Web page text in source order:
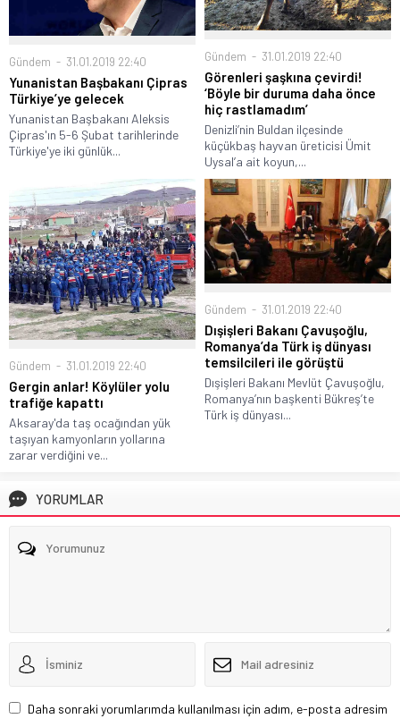
Gündem 31.01.2019 22:40
Yunanistan Başbakanı Çipras
Türkiye’ye gelecek
Yunanistan Başbakanı Aleksis
Çipras'ın 5-6 Şubat tarihlerinde
Türkiye'ye iki günlük...
Gündem 31.01.2019 22:40
Görenleri şaşkına çevirdi!
‘Böyle bir duruma daha önce
hiç rastlamadım’
Denizli’nin Buldan ilçesinde
küçükbaş hayvan üreticisi Ümit
Uysal’a ait koyun,...
Gündem 31.01.2019 22:40
Gergin anlar! Köylüler yolu
trafiğe kapattı
Aksaray'da taş ocağından yük
taşıyan kamyonların yollarına
zarar verdiğini ve...
Gündem 31.01.2019 22:40
Dışişleri Bakanı Çavuşoğlu,
Romanya’da Türk iş dünyası
temsilcileri ile görüştü
Dışişleri Bakanı Mevlüt Çavuşoğlu,
Romanya’nın başkenti Bükreş’te
Türk iş dünyası...
YORUMLAR
Daha sonraki yorumlarımda kullanılması için adım, e-posta adresim